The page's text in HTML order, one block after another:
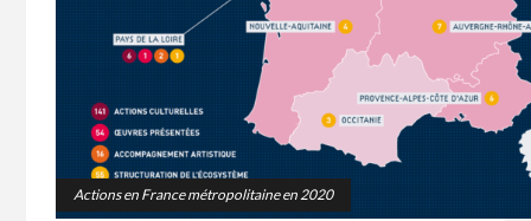
Actions en France métropolitaine en 2020